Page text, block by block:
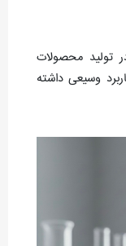
تولید محصولات
وسیعی داشته